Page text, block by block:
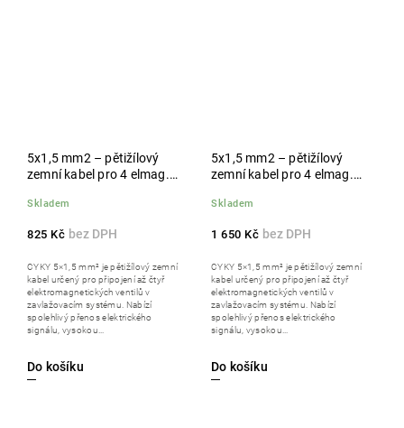
5x1,5 mm2 – pětižílový
zemní kabel pro 4 elmag.
Skladem
825 Kč
Do košíku
CYKY 5×1,5 mm² je pětižílový zemní
kabel určený pro připojení až čtyř
elektromagnetických ventilů v
zavlažovacím systému. Nabízí
spolehlivý přenos elektrického
signálu, vysokou...
5x1,5 mm2 – pětižílový
zemní kabel pro 4 elmag.
Skladem
1 650 Kč
Do košíku
CYKY 5×1,5 mm² je pětižílový zemní
kabel určený pro připojení až čtyř
elektromagnetických ventilů v
zavlažovacím systému. Nabízí
spolehlivý přenos elektrického
signálu, vysokou...